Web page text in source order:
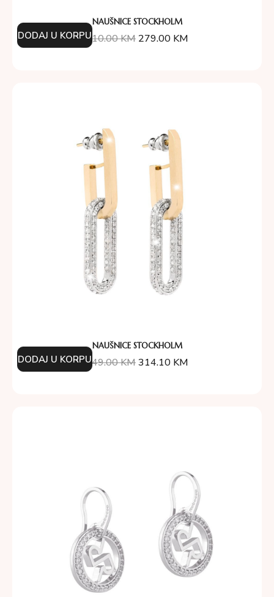
NAUŠNICE STOCKHOLM
310.00KM 279.00 KM
DODAJ U KORPU
NAUŠNICE STOCKHOLM
349.00KM314.10 KM
DODAJ U KORPU